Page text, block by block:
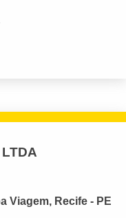
Viagem, Recife - PE